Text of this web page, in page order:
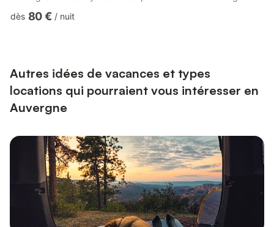
SANCY (10 min), LE MONT DORE (25 min), SUPER BESSE (30
bancs + chais...
dès 80 € / nuit
Autres idées de vacances et types
locations qui pourraient vous intéresser en
Auvergne